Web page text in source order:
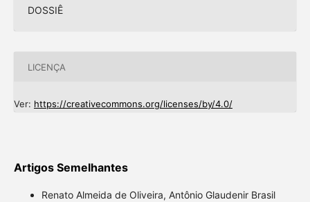
DOSSIÊ
LICENÇA
Ver: https://creativecommons.org/licenses/by/4.0/
Artigos Semelhantes
Renato Almeida de Oliveira, Antônio Glaudenir Brasil